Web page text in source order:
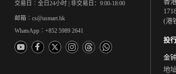
交易日︰全日24小时 | 非交易日：9:00-18:00
邮箱︰cs@usmart.hk
WhatsApp︰+852 5989 2641
香
(港
投
金
地址